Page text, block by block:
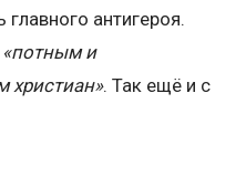
антигероя.
«потным и
христиан». Так ещё и с